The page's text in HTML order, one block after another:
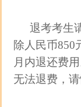
退考考生
除人民币850
月内退还费
无法退费，